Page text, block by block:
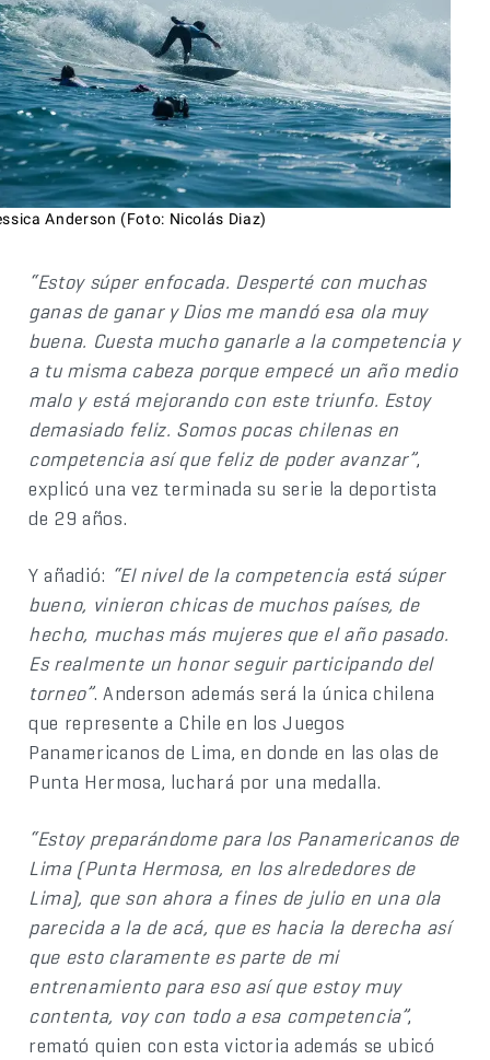
Anderson (Foto: Nicolás Diaz)
“Estoy súper enfocada. Desperté con muchas
ganas de ganar y Dios me mandó esa ola muy
buena. Cuesta mucho ganarle a la competencia y
a tu misma cabeza porque empecé un año medio
malo y está mejorando con este triunfo. Estoy
demasiado feliz. Somos pocas chilenas en
competencia así que feliz de poder avanzar”,
explicó una vez terminada su serie la deportista
de 29 años.
Y añadió: “El nivel de la competencia está súper
bueno, vinieron chicas de muchos países, de
hecho, muchas más mujeres que el año pasado.
Es realmente un honor seguir participando del
torneo”. Anderson además será la única chilena
que represente a Chile en los Juegos
Panamericanos de Lima, en donde en las olas de
Punta Hermosa, luchará por una medalla.
“Estoy preparándome para los Panamericanos de
Lima (Punta Hermosa, en los alrededores de
Lima), que son ahora a fines de julio en una ola
parecida a la de acá, que es hacia la derecha así
que esto claramente es parte de mi
entrenamiento para eso así que estoy muy
contenta, voy con todo a esa competencia”,
remató quien con esta victoria además se ubicó